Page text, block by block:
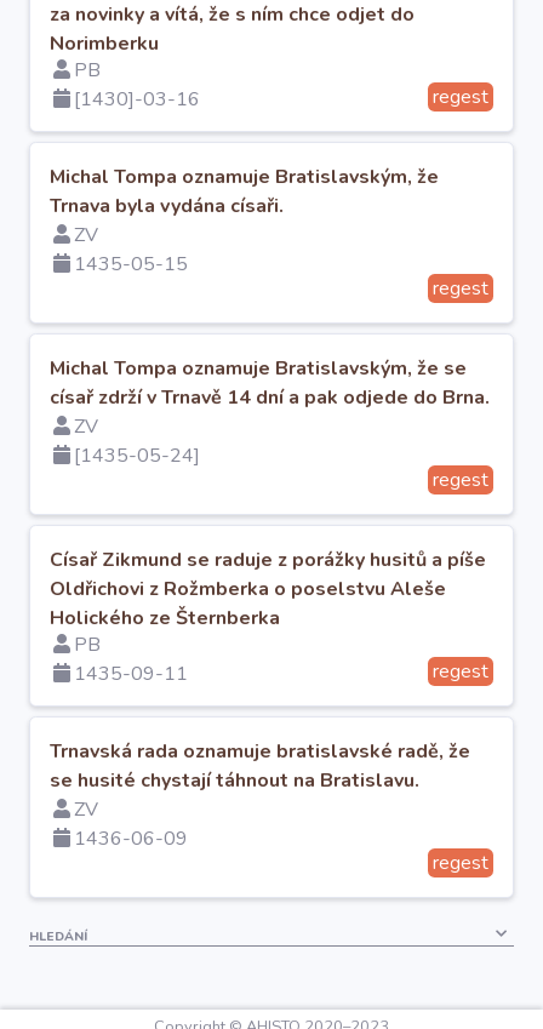
Autoři
Nápověda
za novinky a vítá, že s ním chce odjet do
Norimberku
PB
[1430]-03-16
regest
Michal Tompa oznamuje Bratislavským, že
Trnava byla vydána císaři.
ZV
1435-05-15
regest
Michal Tompa oznamuje Bratislavským, že se
císař zdrží v Trnavě 14 dní a pak odjede do Brna.
ZV
[1435-05-24]
regest
Císař Zikmund se raduje z porážky husitů a píše
Oldřichovi z Rožmberka o poselstvu Aleše
Holického ze Šternberka
PB
1435-09-11
regest
Trnavská rada oznamuje bratislavské radě, že
se husité chystají táhnout na Bratislavu.
ZV
1436-06-09
regest
HLEDÁNÍ